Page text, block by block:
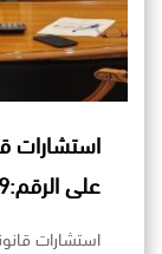
استشارات
على الرقم:0096599936799 📞
استشارات